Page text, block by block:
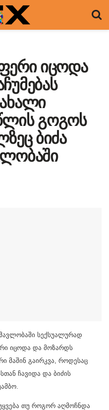
იცოდა
გოგოს
ბიძა
სექსუალურად
იცოდა და მოზარდს
მაშინ გაირკვა, როდესაც
ჩავიდა და ბიძის
თუ როგორ აღმოჩნდა